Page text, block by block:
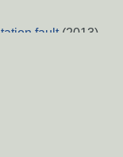
fault(2013)